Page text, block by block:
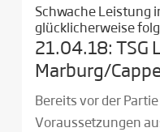
Schwache Leistung
glücklicherweise
21.04.18: TSG
Marburg/
Bereits vor der
Voraussetzungen